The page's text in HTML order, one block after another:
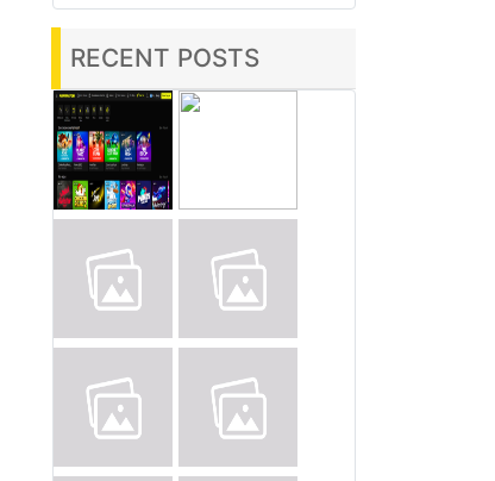
RECENT POSTS